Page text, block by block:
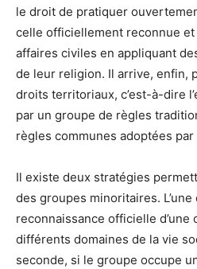
le droit de pratiquer
celle officiellement reconnue et
affaires civiles en appliquant
de leur religion. Il arrive, enfin,
droits territoriaux, c’est-à-dire
par un groupe de règles
règles communes adoptées par
Il existe deux stratégies
des groupes minoritaires.
reconnaissance officielle
différents domaines de la vie
seconde, si le groupe occupe